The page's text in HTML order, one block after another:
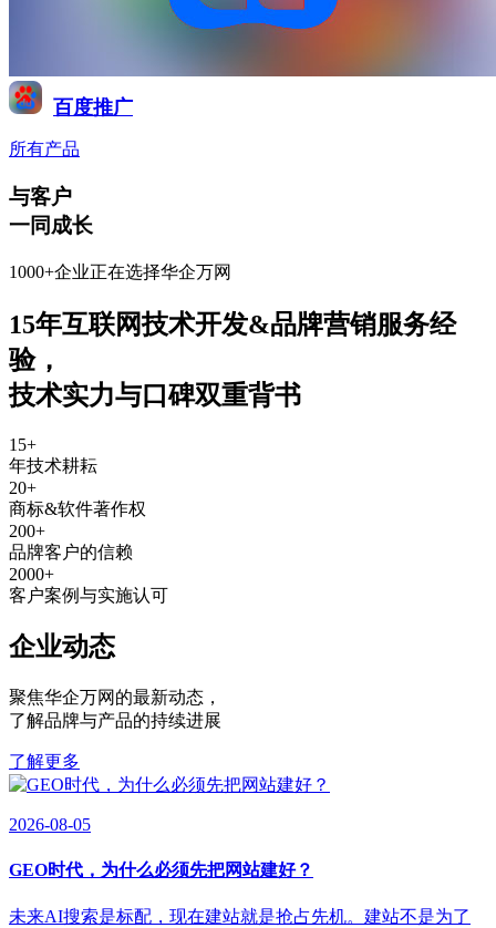
百度推广
所有产品
与客户
一同成长
1000+企业正在选择华企万网
15年互联网技术开发&品牌营销服务经
验，
技术实力与口碑双重背书
15+
年技术耕耘
20+
商标&软件著作权
200+
品牌客户的信赖
2000+
客户案例与实施认可
企业动态
聚焦华企万网的最新动态 ，
了解品牌与产品的持续进展
了解更多
2026-08-05
GEO时代，为什么必须先把网站建好？
未来AI搜索是标配，现在建站就是抢占先机。建站不是为了